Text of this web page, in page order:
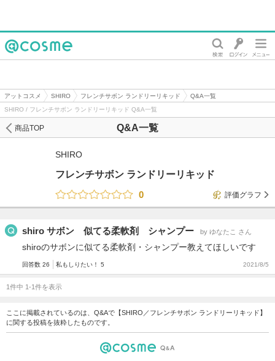
アットコスメ SHIRO フレンチサボン ランドリーリキッド
Q&A一覧
SHIRO / フレンチサボン ランドリーリキッド Q&A一覧
Q&A一覧
商品TOP
SHIRO
フレンチサボン ランドリーリキッド
0
評価グラフ
shiro サボン 似てる柔軟剤 シャンプー by ゆなたこ さん
shiroのサボンに似てる柔軟剤・シャンプー教えてほしいです
回答数 26 私もしりたい！ 5 2021/8/5
1件中 1-1件を表示
ここに掲載されているのは、Q&Aで【SHIRO／フレンチサボン ランドリーリキッド】
に関する投稿を抜粋したものです。